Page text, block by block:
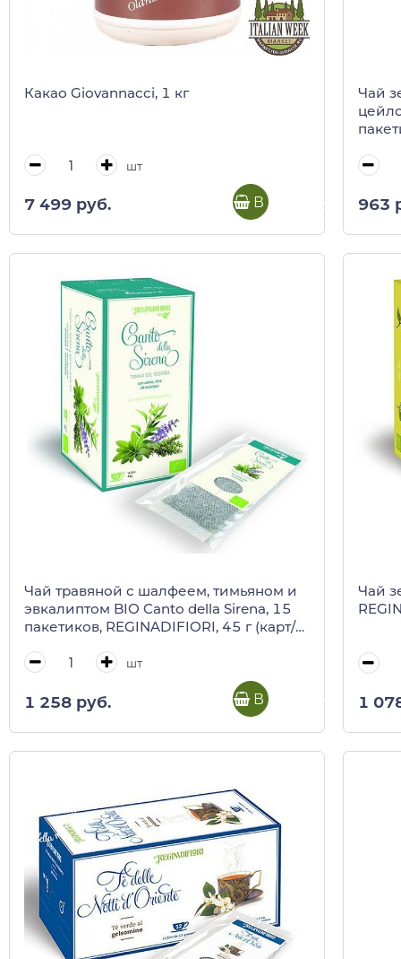
Какао Giovannacci, 1 кг
шт
7 499 руб. В корзину
Чай
963
Чай травяной с шалфеем, тимьяном и
эвкалиптом BIO Canto della Sirena, 15
пакетиков, REGINADIFIORI, 45 г (карт/
шт
1 258 руб. В корзину
Чай
1